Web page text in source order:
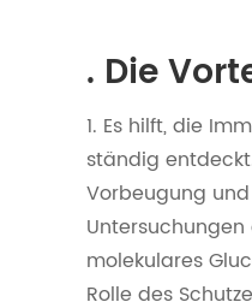
. Die
1. Es hilft, die
ständig
Vorbeugung
molekulares
Rolle des